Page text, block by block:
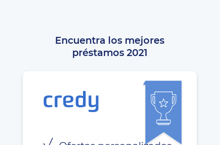
Encuentra los mejores
préstamos 2021